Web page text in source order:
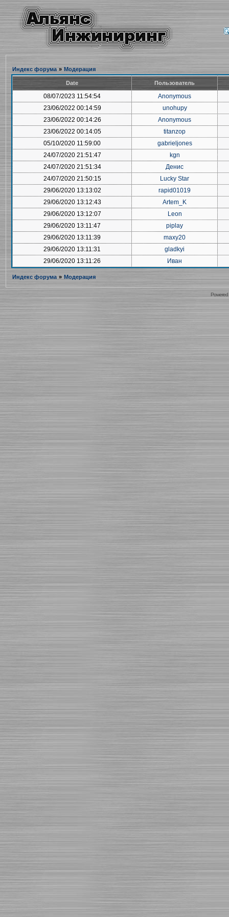
Индекс форума » Модерация
Date Пользователь
08/07/2023 11:54:54
Anonymous
23/06/2022 00:14:59
unohupy
23/06/2022 00:14:26
Anonymous
23/06/2022 00:14:05
titanzop
05/10/2020 11:59:00
gabrieljones
24/07/2020 21:51:47
kgn
24/07/2020 21:51:34
Денис
24/07/2020 21:50:15
Lucky Star
29/06/2020 13:13:02
rapid01019
29/06/2020 13:12:43
Artem_K
29/06/2020 13:12:07
Leon
29/06/2020 13:11:47
piplay
29/06/2020 13:11:39
maxy20
29/06/2020 13:11:31
gladkyi
29/06/2020 13:11:26
Иван
Индекс форума » Модерация